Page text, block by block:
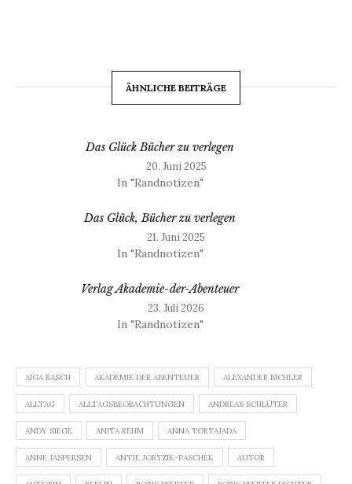
ÄHNLICHE BEITRÄGE
Das Glück Bücher zu verlegen
20. Juni 2025
In "Randnotizen"
Das Glück, Bücher zu verlegen
21. Juni 2025
In "Randnotizen"
Verlag Akademie-der-Abenteuer
23. Juli 2026
In "Randnotizen"
AIGA RASCH AKADEMIE DER ABENTEUER ALEXANDER BICHLER
ALLTAG ALLTAGSBEOBACHTUNGEN ANDREAS SCHLÜTER
ANDY SIEGE ANITA REHM ANNA TORTAJADA
ANNE JASPERSEN ANTJE JORTZIK-PASCHEK AUTOR